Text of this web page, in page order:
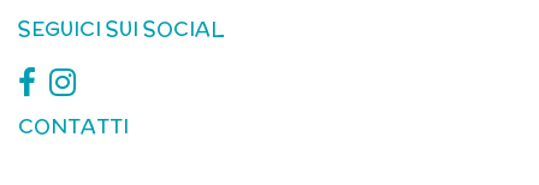
SEGUICI SUI SOCIAL
CONTATTI